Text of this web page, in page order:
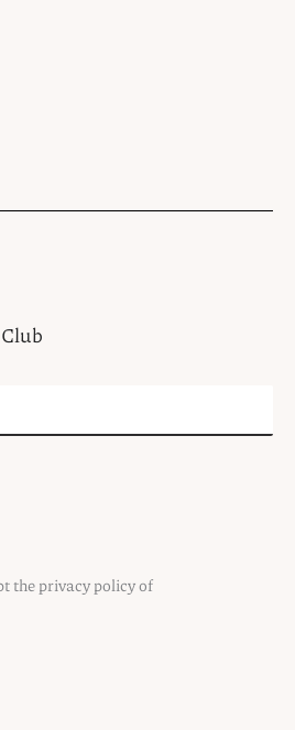
the privacy policy of